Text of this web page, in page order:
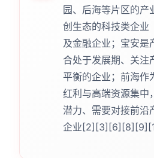
园、后海等片区的产
创生态的科技类企业
及金融企业；宝安是
合处于发展期、关注
平衡的企业；前海作
红利与高端资源集中
潜力、需要对接前沿
企业